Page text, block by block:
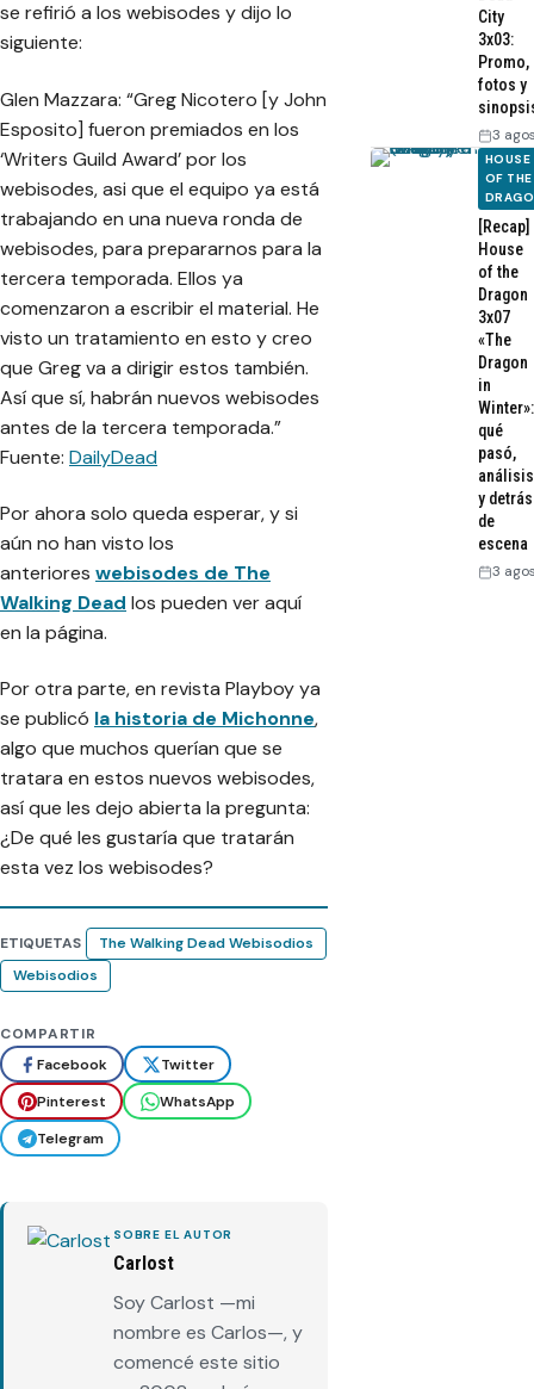
se refirió a los webisodes y dijo lo
siguiente:
Glen Mazzara: “Greg Nicotero [y John
Esposito] fueron premiados en los
‘Writers Guild Award’ por los
webisodes, asi que el equipo ya está
trabajando en una nueva ronda de
webisodes, para prepararnos para la
tercera temporada. Ellos ya
comenzaron a escribir el material. He
visto un tratamiento en esto y creo
que Greg va a dirigir estos también.
Así que sí, habrán nuevos webisodes
antes de la tercera temporada.”
Fuente: DailyDead
Por ahora solo queda esperar, y si
aún no han visto los
anteriores webisodes de The
Walking Dead los pueden ver aquí
en la página.
Por otra parte, en revista Playboy ya
se publicó la historia de Michonne,
algo que muchos querían que se
tratara en estos nuevos webisodes,
así que les dejo abierta la pregunta:
¿De qué les gustaría que tratarán
esta vez los webisodes?
ETIQUETAS
The Walking Dead Webisodios
Webisodios
COMPARTIR
Facebook
Twitter
Pinterest
WhatsApp
Telegram
SOBRE EL AUTOR
Carlost
Soy Carlost —mi
nombre es Carlos—, y
comencé este sitio
City
3x03:
Promo,
fotos y
3
HOUSE
OF THE
[Recap]
House
of the
Dragon
3x07
«The
Dragon
in
Winter»:
qué
pasó,
análisis
y detrás
de
escena
3